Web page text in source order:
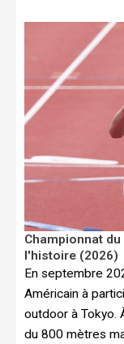
Championnat
l'histoire (2026)
En septembre
Américain à
outdoor à Tokyo.
du 800 mètres